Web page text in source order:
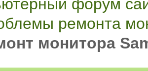
форум
ремонта
монитора